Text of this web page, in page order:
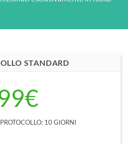
STANDARD
10 GIORNI